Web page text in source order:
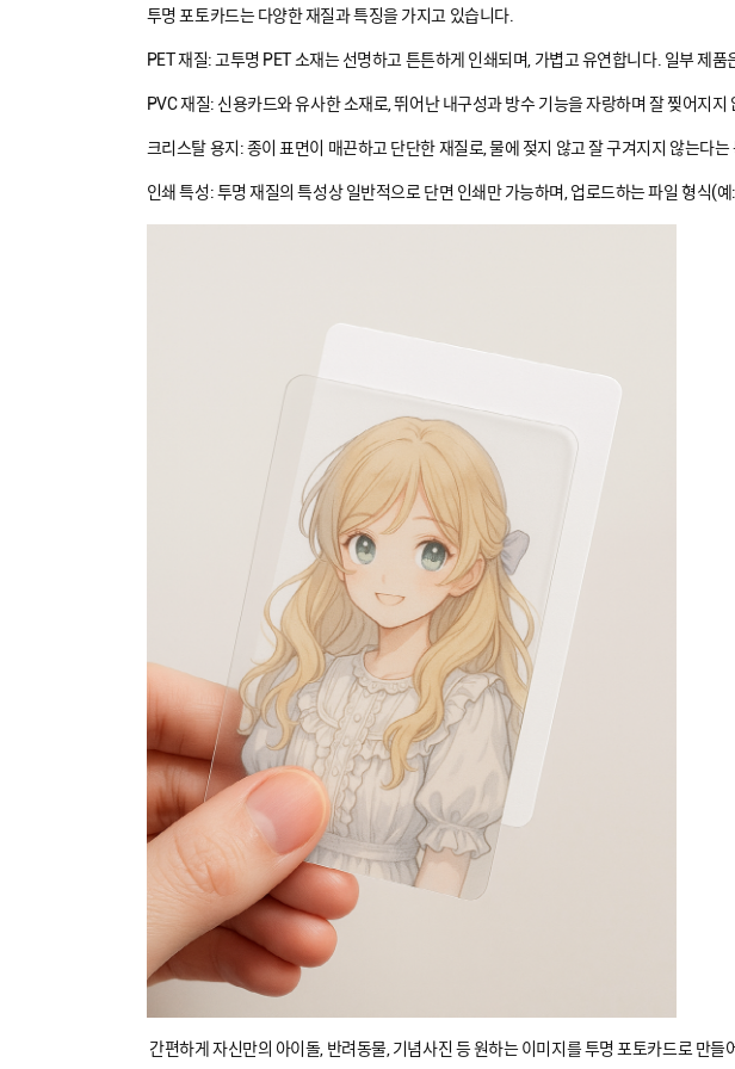
투명 포토카드는 다양한 재질과 특징을 가지고 있습니다.
PET 재질: 고투명 PET 소재는 선명하고 튼튼하게 인쇄되며, 가볍고 유연합니다. 일부 제
PVC 재질: 신용카드와 유사한 소재로, 뛰어난 내구성과 방수 기능을 자랑하며 잘 찢어지
크리스탈 용지: 종이 표면이 매끈하고 단단한 재질로, 물에 젖지 않고 잘 구겨지지 않는다는
인쇄 특성: 투명 재질의 특성상 일반적으로 단면 인쇄만 가능하며, 업로드하는 파일 형식(
간편하게 자신만의 아이돌, 반려동물, 기념사진 등 원하는 이미지를 투명 포토카드로 만들